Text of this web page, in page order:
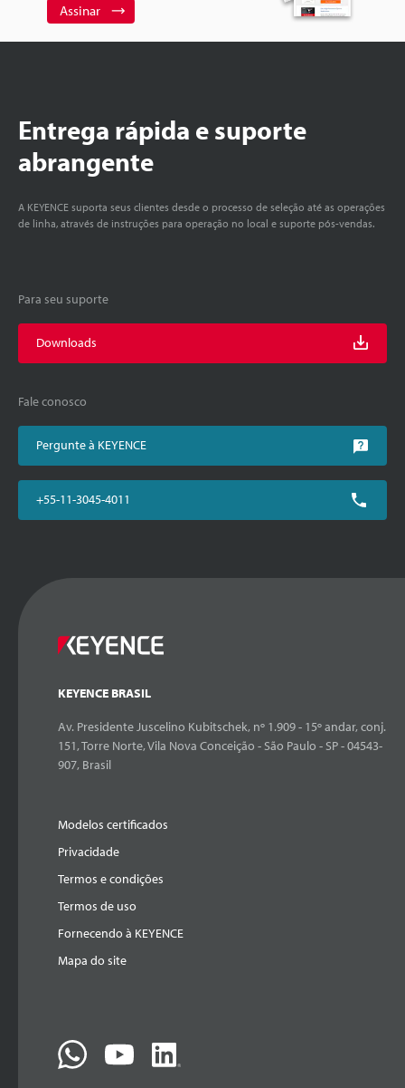
Assinar
Entrega rápida e suporte
abrangente
A KEYENCE suporta seus clientes desde o processo de seleção até as operações
de linha, através de instruções para operação no local e suporte pós-vendas.
Para seu suporte
Downloads
Fale conosco
Pergunte à KEYENCE
+55-11-3045-4011
KEYENCE BRASIL
Av. Presidente Juscelino Kubitschek, nº 1.909 - 15º andar, conj.
151, Torre Norte, Vila Nova Conceição - São Paulo - SP - 04543-
907, Brasil
Modelos certificados
Privacidade
Termos e condições
Termos de uso
Fornecendo à KEYENCE
Mapa do site